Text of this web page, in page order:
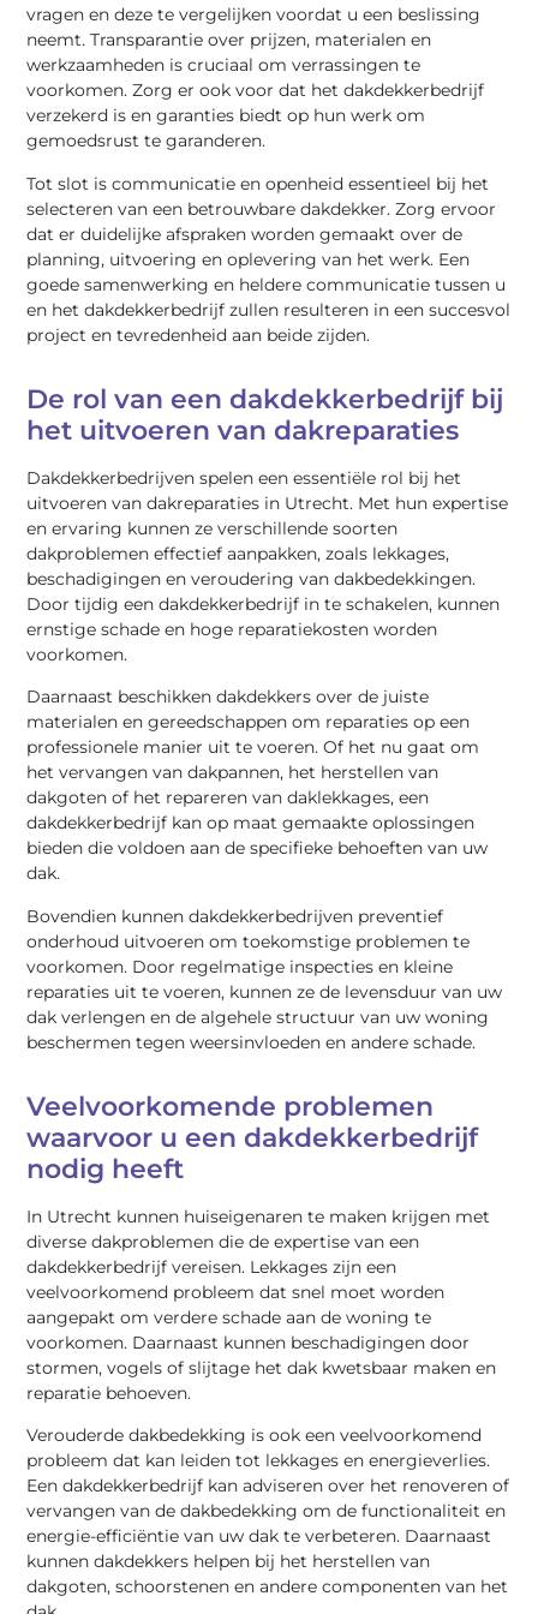
vragen en deze te vergelijken voordat u een beslissing
neemt. Transparantie over prijzen, materialen en
werkzaamheden is cruciaal om verrassingen te
voorkomen. Zorg er ook voor dat het dakdekkerbedrijf
verzekerd is en garanties biedt op hun werk om
gemoedsrust te garanderen.
Tot slot is communicatie en openheid essentieel bij het
selecteren van een betrouwbare dakdekker. Zorg ervoor
dat er duidelijke afspraken worden gemaakt over de
planning, uitvoering en oplevering van het werk. Een
goede samenwerking en heldere communicatie tussen u
en het dakdekkerbedrijf zullen resulteren in een succesvol
project en tevredenheid aan beide zijden.
De rol van een dakdekkerbedrijf bij
het uitvoeren van dakreparaties
Dakdekkerbedrijven spelen een essentiële rol bij het
uitvoeren van dakreparaties in Utrecht. Met hun expertise
en ervaring kunnen ze verschillende soorten
dakproblemen effectief aanpakken, zoals lekkages,
beschadigingen en veroudering van dakbedekkingen.
Door tijdig een dakdekkerbedrijf in te schakelen, kunnen
ernstige schade en hoge reparatiekosten worden
voorkomen.
Daarnaast beschikken dakdekkers over de juiste
materialen en gereedschappen om reparaties op een
professionele manier uit te voeren. Of het nu gaat om
het vervangen van dakpannen, het herstellen van
dakgoten of het repareren van daklekkages, een
dakdekkerbedrijf kan op maat gemaakte oplossingen
bieden die voldoen aan de specifieke behoeften van uw
dak.
Bovendien kunnen dakdekkerbedrijven preventief
onderhoud uitvoeren om toekomstige problemen te
voorkomen. Door regelmatige inspecties en kleine
reparaties uit te voeren, kunnen ze de levensduur van uw
dak verlengen en de algehele structuur van uw woning
beschermen tegen weersinvloeden en andere schade.
Veelvoorkomende problemen
waarvoor u een dakdekkerbedrijf
nodig heeft
In Utrecht kunnen huiseigenaren te maken krijgen met
diverse dakproblemen die de expertise van een
dakdekkerbedrijf vereisen. Lekkages zijn een
veelvoorkomend probleem dat snel moet worden
aangepakt om verdere schade aan de woning te
voorkomen. Daarnaast kunnen beschadigingen door
stormen, vogels of slijtage het dak kwetsbaar maken en
reparatie behoeven.
Verouderde dakbedekking is ook een veelvoorkomend
probleem dat kan leiden tot lekkages en energieverlies.
Een dakdekkerbedrijf kan adviseren over het renoveren of
vervangen van de dakbedekking om de functionaliteit en
energie-efficiëntie van uw dak te verbeteren. Daarnaast
kunnen dakdekkers helpen bij het herstellen van
dakgoten, schoorstenen en andere componenten van het